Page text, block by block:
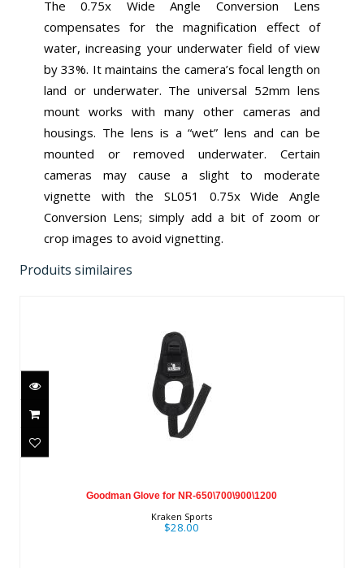
The 0.75x Wide Angle Conversion Lens
compensates for the magnification effect of
water, increasing your underwater field of view
by 33%. It maintains the camera’s focal length on
land or underwater. The universal 52mm lens
mount works with many other cameras and
housings. The lens is a “wet” lens and can be
mounted or removed underwater. Certain
cameras may cause a slight to moderate
vignette with the SL051 0.75x Wide Angle
Conversion Lens; simply add a bit of zoom or
crop images to avoid vignetting.
Produits similaires
$28.00
Goodman Glove for NR-650\700\900\1200
Kraken Sports
$28.00